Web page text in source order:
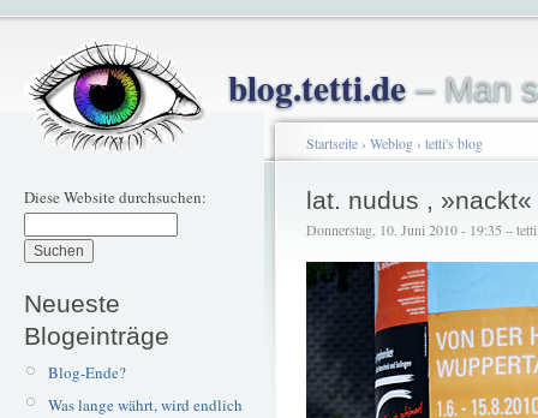
blog.tetti.de– Man
Diese Website durchsuchen:
Neueste
Blogeinträge
Blog-Ende?
Was lange währt, wird endlich
Startseite› Weblog› tetti's blog
lat. nudus , »nackt«
Donnerstag, 10. Juni 2010 - 19:35 – tetti